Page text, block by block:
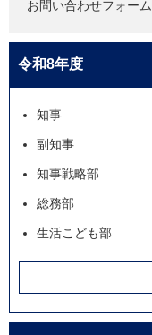
お問い合わせフォーム
令和8年度
知事
副知事
知事戦略部
総務部
生活こども部